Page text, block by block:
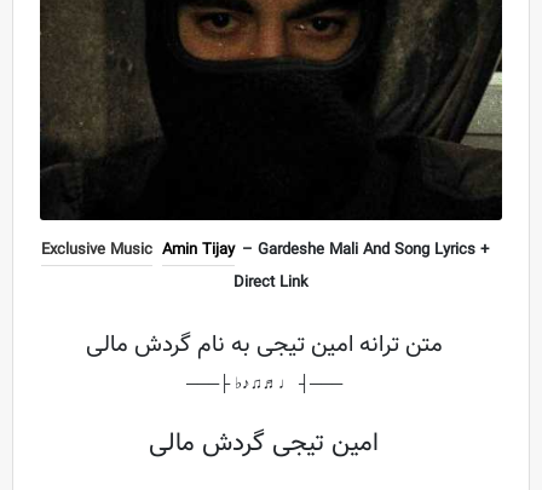
Exclusive Music Amin Tijay – Gardeshe Mali And Song Lyrics +
Direct Link
متن ترانه امین تیجی به نام گردش مالی
───┤ ♩♬♫♪♭ ├───
امین تیجی گردش مالی